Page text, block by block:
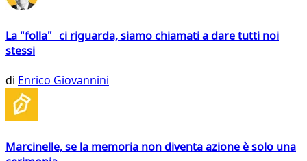
La "folla" ci riguarda, siamo chiamati a dare tutti noi
stessi
di Enrico Giovannini
Marcinelle, se la memoria non diventa azione è solo una